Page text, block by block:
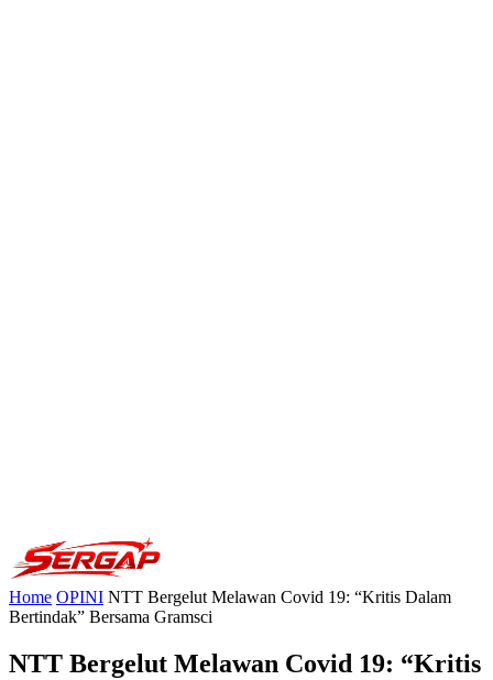
Home OPINI NTT Bergelut Melawan Covid 19: “Kritis Dalam
Bertindak” Bersama Gramsci
NTT Bergelut Melawan Covid 19: “Kritis